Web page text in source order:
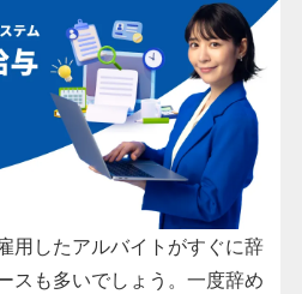
用したアルバイトがすぐに辞
スも多いでしょう。一度辞め